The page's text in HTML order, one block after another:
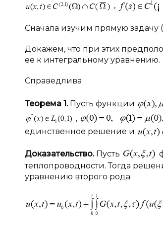
,
Сначала изучим прямую задачу
Докажем, что при этих
ее к интегральному уравнению.
Справедлива
Теорема 1. Пусть функции
,
единственное решение и
Доказательство. Пусть
теплопроводности. Тогда
уравнению второго рода